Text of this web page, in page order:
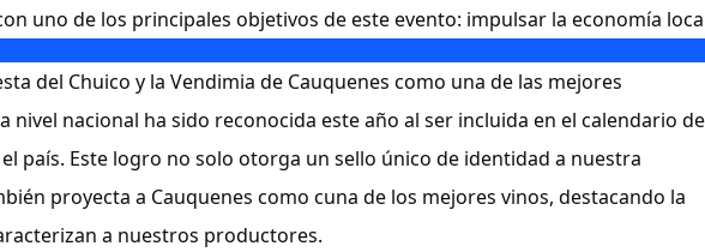
uno de los principales objetivos de este evento: impulsar la economía
del Chuico y la Vendimia de Cauquenes como una de las mejores
nivel nacional ha sido reconocida este año al ser incluida en el calendario de
país. Este logro no solo otorga un sello único de identidad a nuestra
proyecta a Cauquenes como cuna de los mejores vinos, destacando la
a nuestros productores.